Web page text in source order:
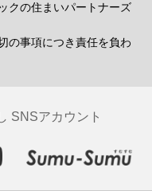
クの住まいパートナーズ
の事項につき責任を負わ
SNSアカウント